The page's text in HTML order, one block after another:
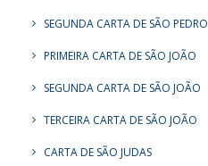
SEGUNDA CARTA DE SÃO PEDRO
PRIMEIRA CARTA DE SÃO JOÃO
SEGUNDA CARTA DE SÃO JOÃO
TERCEIRA CARTA DE SÃO JOÃO
CARTA DE SÃO JUDAS